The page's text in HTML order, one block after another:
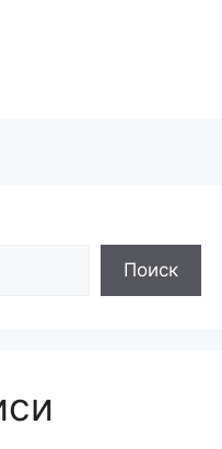
Поиск